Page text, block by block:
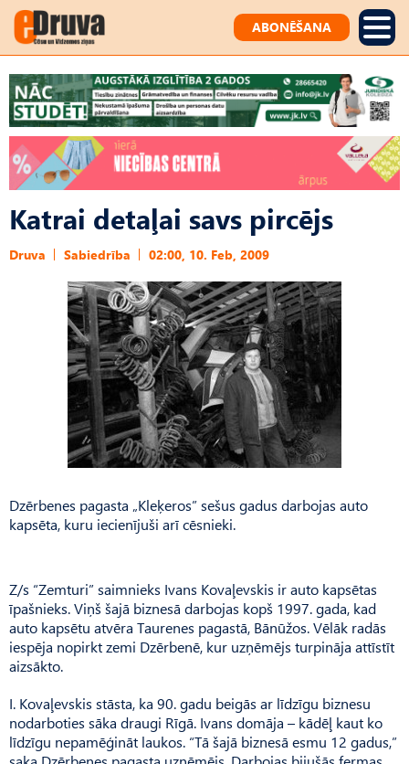
ABONĒŠANA
Katrai detaļai savs pircējs
Druva Sabiedrība 02:00, 10. Feb, 2009
Dzērbenes pagasta „Kleķeros” sešus gadus darbojas auto
kapsēta, kuru iecienījuši arī cēsnieki.
Z/s “Zemturi” saimnieks Ivans Kovaļevskis ir auto kapsētas
īpašnieks. Viņš šajā biznesā darbojas kopš 1997. gada, kad
auto kapsētu atvēra Taurenes pagastā, Bānūžos. Vēlāk radās
iespēja nopirkt zemi Dzērbenē, kur uzņēmējs turpināja attīstīt
aizsākto.
I. Kovaļevskis stāsta, ka 90. gadu beigās ar līdzīgu biznesu
nodarboties sāka draugi Rīgā. Ivans domāja – kādēļ kaut ko
līdzīgu nepamēģināt laukos. “Tā šajā biznesā esmu 12 gadus,”